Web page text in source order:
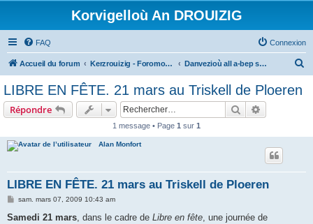
Korvigelloù An DROUIZIG
FAQ Connexion
Accueil du forum Kerzrouizig - Foromoù An Drouizig Danvezioù all a-bep seurt
LIBRE EN FÊTE. 21 mars au Triskell de Ploeren
Répondre Rechercher
1 message • Page 1 sur 1
Alan Monfort
LIBRE EN FÊTE. 21 mars au Triskell de Ploeren
M
s
sam. mars 07, 2009 10:43 am
Samedi 21 mars, dans le cadre de Libre en fête, une journée de